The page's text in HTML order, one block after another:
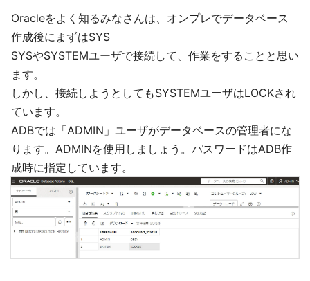
Oracleをよく知るみなさんは、オンプレでデータベース
作成後にまずはSYS
SYSやSYSTEMユーザで接続して、作業をすることと思い
ます。
しかし、接続しようとしてもSYSTEMユーザはLOCKされ
ています。
ADBでは「ADMIN」ユーザがデータベースの管理者にな
ります。ADMINを使用しましょう。パスワードはADB作
成時に指定しています。